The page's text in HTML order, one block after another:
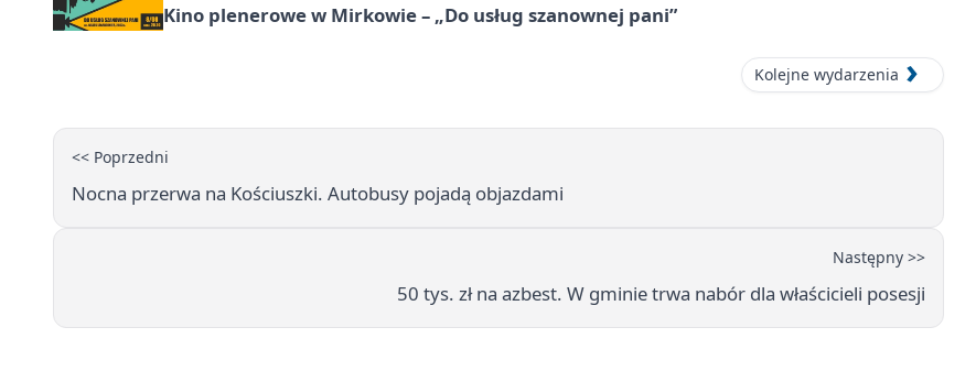
Kino plenerowe w Mirkowie – „Do usług szanownej pani”
Kolejne wydarzenia
<< Poprzedni
Nocna przerwa na Kościuszki. Autobusy pojadą objazdami
Następny >>
50 tys. zł na azbest. W gminie trwa nabór dla właścicieli posesji